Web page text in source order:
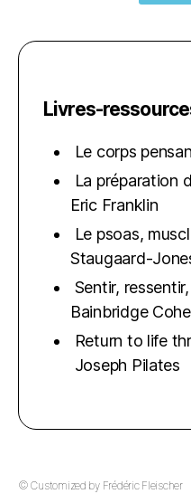
Livres-
Le corps
La préparation
Eric Franklin
Le psoas,
Staugaard-
Sentir,
Bainbridge
Return to life
Joseph Pilates
© Customized by Frédéric Fleischer